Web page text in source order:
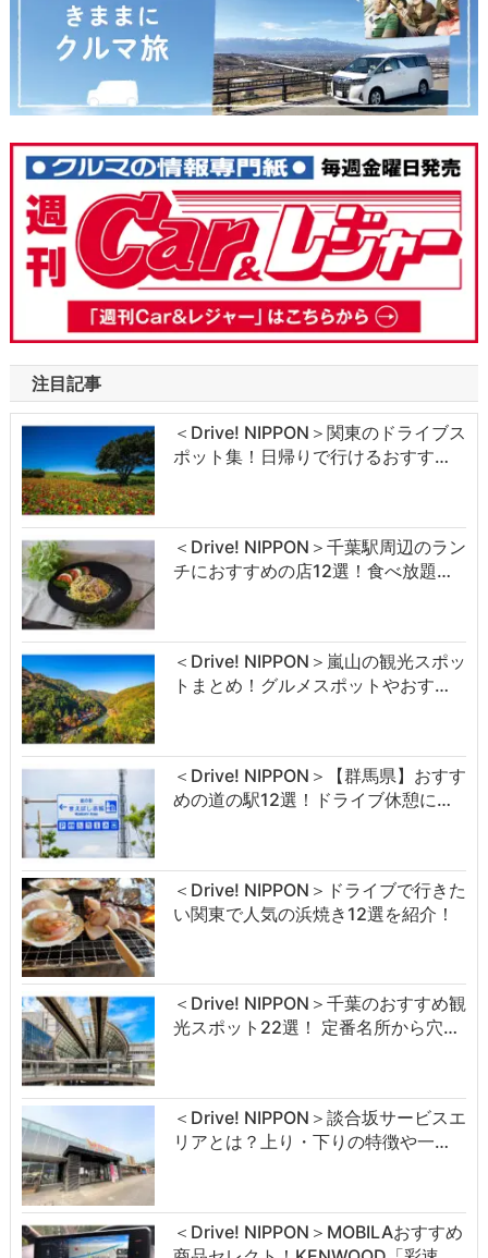
注目記事
＜Drive! NIPPON＞関東のドライブス
ポット集！日帰りで行けるおすす…
＜Drive! NIPPON＞千葉駅周辺のラン
チにおすすめの店12選！食べ放題…
＜Drive! NIPPON＞嵐山の観光スポッ
トまとめ！グルメスポットやおす…
＜Drive! NIPPON＞【群馬県】おすす
めの道の駅12選！ドライブ休憩に…
＜Drive! NIPPON＞ドライブで行きた
い関東で人気の浜焼き12選を紹介！
＜Drive! NIPPON＞千葉のおすすめ観
光スポット22選！ 定番名所から穴…
＜Drive! NIPPON＞談合坂サービスエ
リアとは？上り・下りの特徴や一…
＜Drive! NIPPON＞MOBILAおすすめ